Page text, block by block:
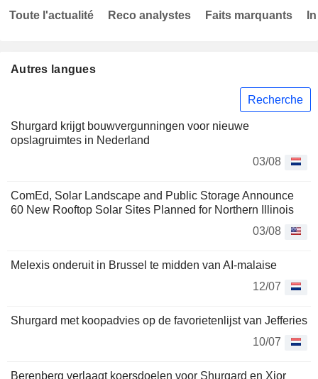
Autres langues
Recherche
Shurgard krijgt bouwvergunningen voor nieuwe
opslagruimtes in Nederland
03/08
ComEd, Solar Landscape and Public Storage Announce
60 New Rooftop Solar Sites Planned for Northern Illinois
03/08
Melexis onderuit in Brussel te midden van AI-malaise
12/07
Shurgard met koopadvies op de favorietenlijst van Jefferies
10/07
Berenberg verlaagt koersdoelen voor Shurgard en Xior
Toute l'actualité Reco analystes Faits marquants